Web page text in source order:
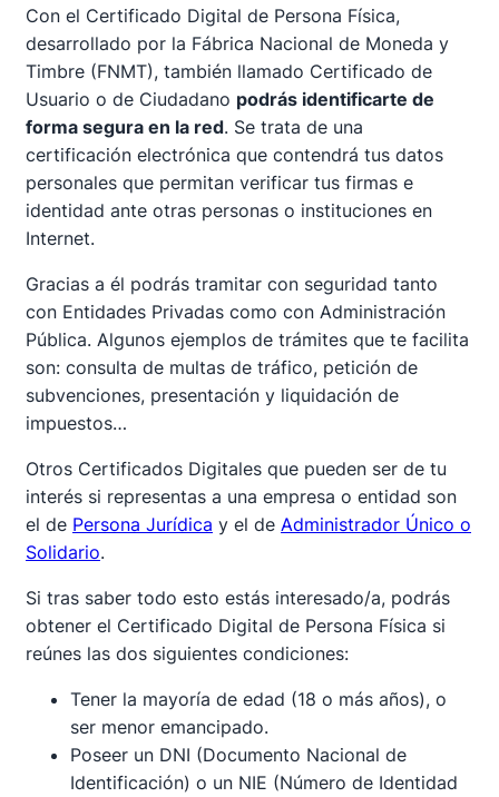
Con el Certificado Digital de Persona Física,
desarrollado por la Fábrica Nacional de Moneda y
Timbre (FNMT), también llamado Certificado de
Usuario o de Ciudadano podrás identificarte de
forma segura en la red. Se trata de una
certificación electrónica que contendrá tus datos
personales que permitan verificar tus firmas e
identidad ante otras personas o instituciones en
Internet.
Gracias a él podrás tramitar con seguridad tanto
con Entidades Privadas como con Administración
Pública. Algunos ejemplos de trámites que te facilita
son: consulta de multas de tráfico, petición de
subvenciones, presentación y liquidación de
impuestos…
Otros Certificados Digitales que pueden ser de tu
interés si representas a una empresa o entidad son
el de Persona Jurídica y el de Administrador Único o
Solidario.
Si tras saber todo esto estás interesado/a, podrás
obtener el Certificado Digital de Persona Física si
reúnes las dos siguientes condiciones:
Tener la mayoría de edad (18 o más años), o
ser menor emancipado.
Poseer un DNI (Documento Nacional de
Identificación) o un NIE (Número de Identidad